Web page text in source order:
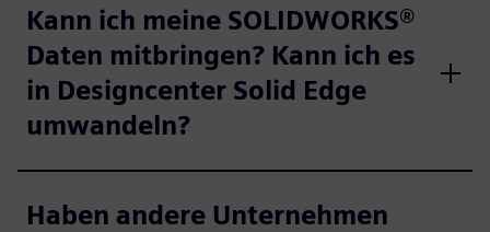
Kann ich meine SOLIDWORKS®
Daten mitbringen? Kann ich es
in Designcenter Solid Edge
umwandeln?
Haben andere Unternehmen